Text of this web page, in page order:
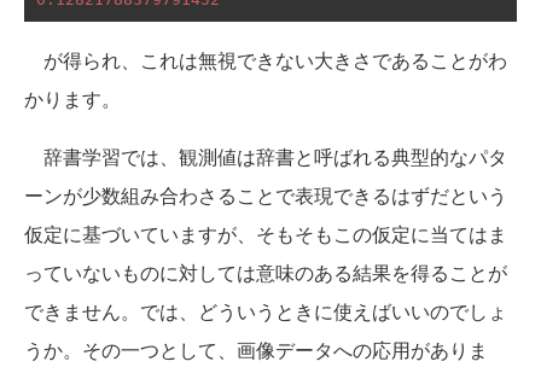
が得られ、これは無視できない大きさであることがわ
かります。
辞書学習では、観測値は辞書と呼ばれる典型的なパタ
ーンが少数組み合わさることで表現できるはずだという
仮定に基づいていますが、そもそもこの仮定に当てはま
っていないものに対しては意味のある結果を得ることが
できません。では、どういうときに使えばいいのでしょ
うか。その一つとして、画像データへの応用がありま